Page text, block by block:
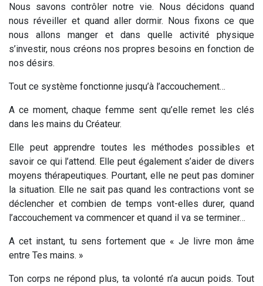
Nous savons contrôler notre vie. Nous décidons quand
nous réveiller et quand aller dormir. Nous fixons ce que
nous allons manger et dans quelle activité physique
s’investir, nous créons nos propres besoins en fonction de
nos désirs.
Tout ce système fonctionne jusqu’à l’accouchement…
A ce moment, chaque femme sent qu’elle remet les clés
dans les mains du Créateur.
Elle peut apprendre toutes les méthodes possibles et
savoir ce qui l’attend. Elle peut également s’aider de divers
moyens thérapeutiques. Pourtant, elle ne peut pas dominer
la situation. Elle ne sait pas quand les contractions vont se
déclencher et combien de temps vont-elles durer, quand
l’accouchement va commencer et quand il va se terminer…
A cet instant, tu sens fortement que « Je livre mon âme
entre Tes mains. »
Ton corps ne répond plus, ta volonté n’a aucun poids. Tout